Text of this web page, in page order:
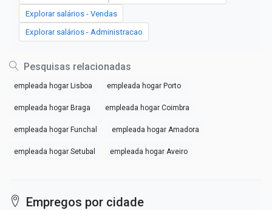
Explorar salários - Vendas
Explorar salários - Administracao
Pesquisas relacionadas
empleada hogar Lisboa empleada hogar Porto
empleada hogar Braga empleada hogar Coimbra
empleada hogar Funchal empleada hogar Amadora
empleada hogar Setubal empleada hogar Aveiro
Empregos por cidade